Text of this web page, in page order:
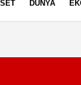
DÜNYA